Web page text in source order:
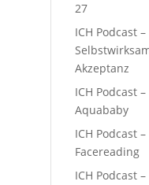
27
ICH Podcast
Akzeptanz
ICH Podcast
Aquababy
ICH Podcast
Facereading
ICH Podcast